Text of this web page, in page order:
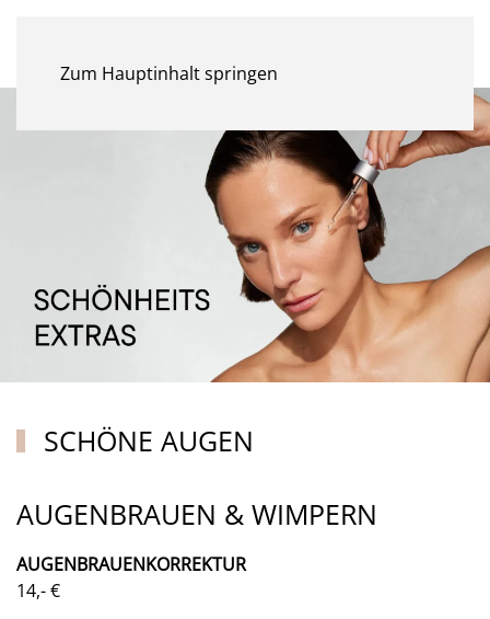
Zum Hauptinhalt springen
SCHÖNE AUGEN
AUGENBRAUEN & WIMPERN
AUGENBRAUENKORREKTUR
14,- €